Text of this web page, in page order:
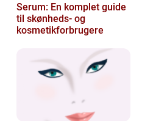
Serum: En komplet guide
til skønheds- og
kosmetikforbrugere